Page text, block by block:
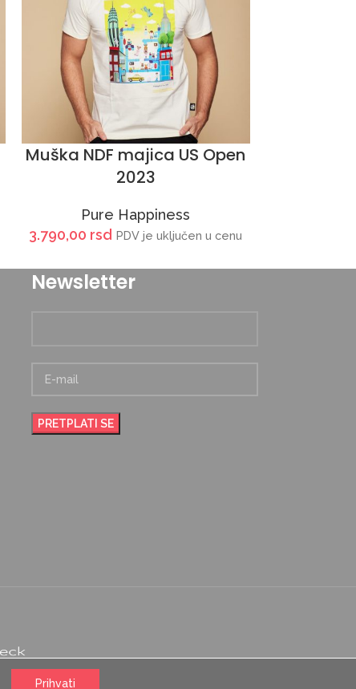
Muška NDF majica US Open
2023
Pure Happiness
3.790,00 rsd PDV je uključen u cenu
Newsletter
Prihvati